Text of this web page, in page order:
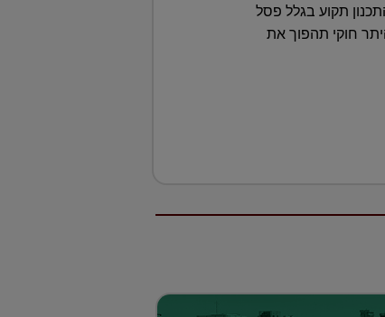
תקוע בגלל פסל
היתר חוקי תהפוך את